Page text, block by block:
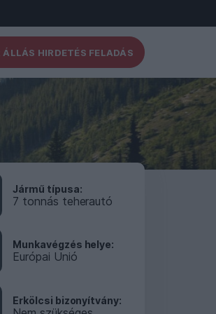
ÁLLÁS HIRDETÉS FELADÁS
Jármű típusa
7 tonnás teherautó
Munkavégzés helye
Európai Unió
Erkölcsi bizonyítvány